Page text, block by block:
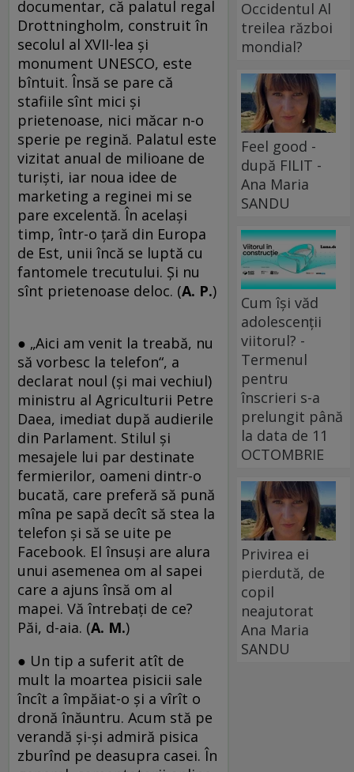
documentar, că palatul regal
Drottningholm, construit în
secolul al XVII-lea și
monument UNESCO, este
bîntuit. Însă se pare că
stafiile sînt mici și
prietenoase, nici măcar n-o
sperie pe regină. Palatul este
vizitat anual de milioane de
turiști, iar noua idee de
marketing a reginei mi se
pare excelentă. În același
timp, într-o țară din Europa
de Est, unii încă se luptă cu
fantomele trecutului. Și nu
sînt prietenoase deloc. (A. P.)
● „Aici am venit la treabă, nu
să vorbesc la telefon“, a
declarat noul (și mai vechiul)
ministru al Agriculturii Petre
Daea, imediat după audierile
din Parlament. Stilul și
mesajele lui par destinate
fermierilor, oameni dintr-o
bucată, care preferă să pună
mîna pe sapă decît să stea la
telefon și să se uite pe
Facebook. El însuși are alura
unui asemenea om al sapei
care a ajuns însă om al
mapei. Vă întrebați de ce?
Păi, d-aia. (A. M.)
● Un tip a suferit atît de
mult la moartea pisicii sale
încît a împăiat-o şi a vîrît o
dronă înăuntru. Acum stă pe
verandă şi-şi admiră pisica
zburînd pe deasupra casei. În
Occidentul Al
treilea război
mondial?
Feel good -
după FILIT -
Ana Maria
SANDU
Cum își văd
adolescenții
viitorul? -
Termenul
pentru
înscrieri s-a
prelungit până
la data de 11
OCTOMBRIE
Privirea ei
pierdută, de
copil
neajutorat
Ana Maria
SANDU